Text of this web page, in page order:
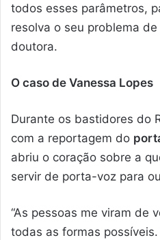
todos esses parâmetros,
resolva o seu problema de
doutora.
O caso de Vanessa Lopes
Durante os bastidores do
com a reportagem do
abriu o coração sobre a
servir de porta-voz para
“As pessoas me viram de
todas as formas